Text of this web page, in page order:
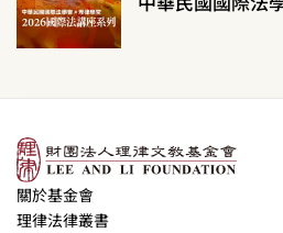
關於基金會
理律法律叢書